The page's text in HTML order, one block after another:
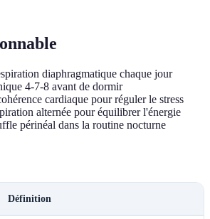
diaphragmatique chaque jour
4-7-8 avant de dormir
cardiaque pour réguler le stress
alternée pour équilibrer l'énergie
périnéal dans la routine nocturne
Définition